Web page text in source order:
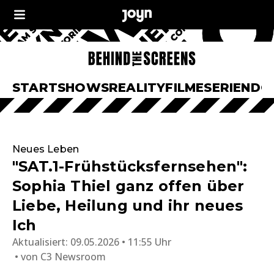
STARTSHOWSREALITYFILMESERIEN
Neues Leben
"SAT.1-Frühstücksfernsehen":
Sophia Thiel ganz offen über
Liebe, Heilung und ihr neues
Ich
Aktualisiert: 09.05.2026 • 11:55 Uhr
von C3 Newsroom